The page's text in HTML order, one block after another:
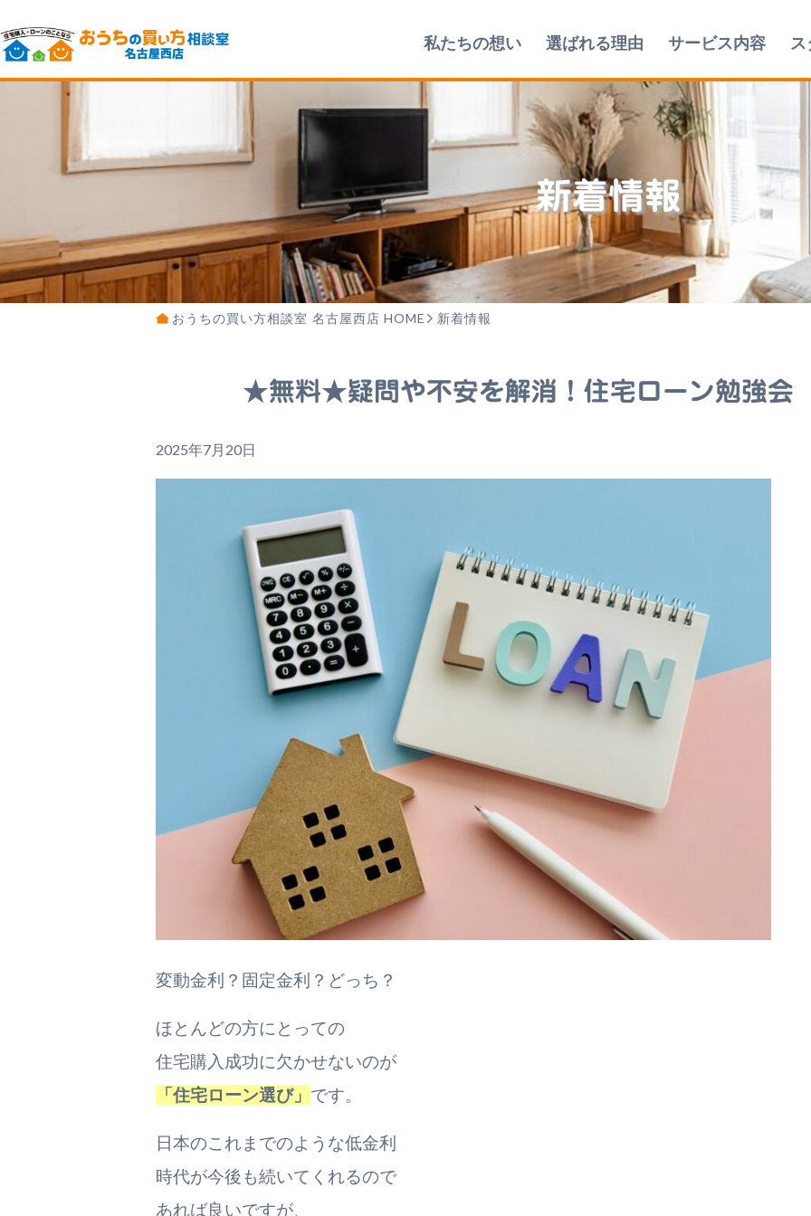
私たちの想い 選ばれる理由 サービス内容
新着情報
おうちの買い方相談室 名古屋西店 HOME 新着情報
★無料★疑問や不安を解消！住宅ローン勉強会
2025年7月20日
変動金利？固定金利？どっち？
ほとんどの方にとっての
住宅購入成功に欠かせないのが
「住宅ローン選び」 です。
日本のこれまでのような低金利
時代が今後も続いてくれるので
あれば良いですが、